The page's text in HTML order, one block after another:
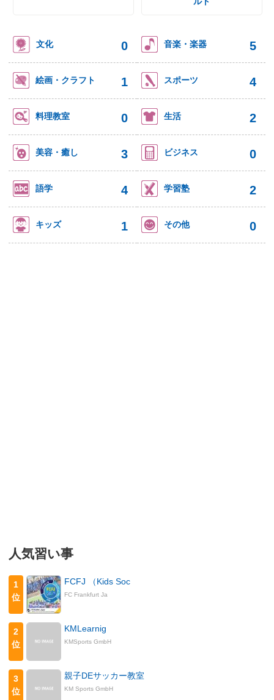
文化 0 音楽・楽器 5
絵画・クラフト 1 スポーツ 4
料理教室 0 生活 2
美容・癒し 3 ビジネス 0
語学 4 学習塾 2
キッズ 1 その他 0
人気習い事
1
位
FCFJ （Kids Soc
FC Frankfurt Ja
2
位
KMLearnig
KMSports GmbH
3
位
親子DEサッカー教室
KM Sports GmbH